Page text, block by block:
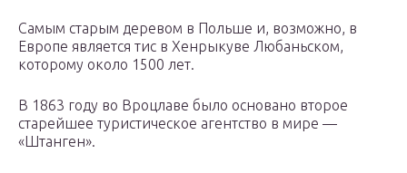
Самым старым деревом в Польше и, возможно, в
Европе является тис в Хенрыкуве Любаньском,
которому около 1500 лет.
В 1863 году во Вроцлаве было основано второе
старейшее туристическое агентство в мире —
«Штанген».